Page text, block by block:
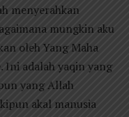
menyerahkan
mungkin aku
oleh Yang Maha
Ini adalah yaqin yang
yang Allah
akal manusia